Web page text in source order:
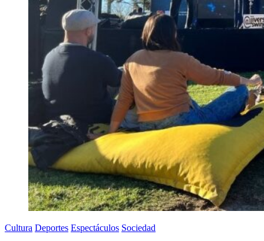
Cultura Deportes Espectáculos Sociedad